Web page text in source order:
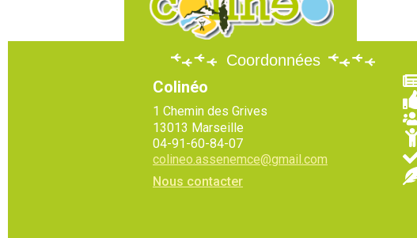
Coordonnées
Colinéo
1 Chemin des Grives
13013 Marseille
04-91-60-84-07
colineo.assenemce@gmail.com
Nous contacter